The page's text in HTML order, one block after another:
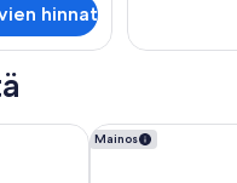
hinnat
Mainos
Oktober